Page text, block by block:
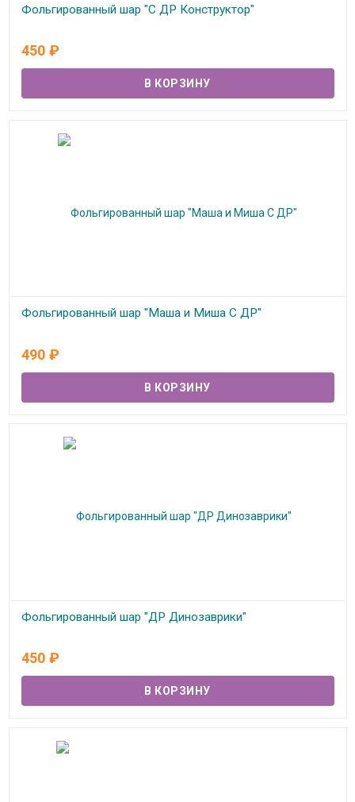
Фольгированный шар "С ДР Конструктор"
450 ₽
Фольгированный шар "Маша и Миша С ДР"
490 ₽
Фольгированный шар "ДР Динозаврики"
450 ₽